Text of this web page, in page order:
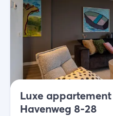
Luxe
Havenweg 8-28